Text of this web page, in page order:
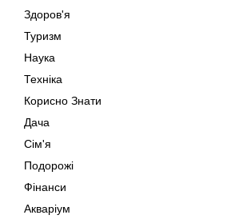
Здоров'я
Туризм
Наука
Техніка
Корисно Знати
Дача
Сім'я
Подорожі
Фінанси
Акваріум